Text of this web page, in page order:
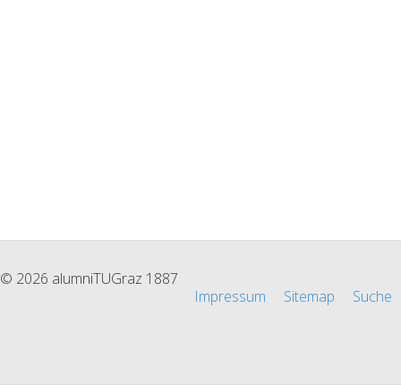
© 2026 alumniTUGraz 1887
Impressum
Sitemap Suche